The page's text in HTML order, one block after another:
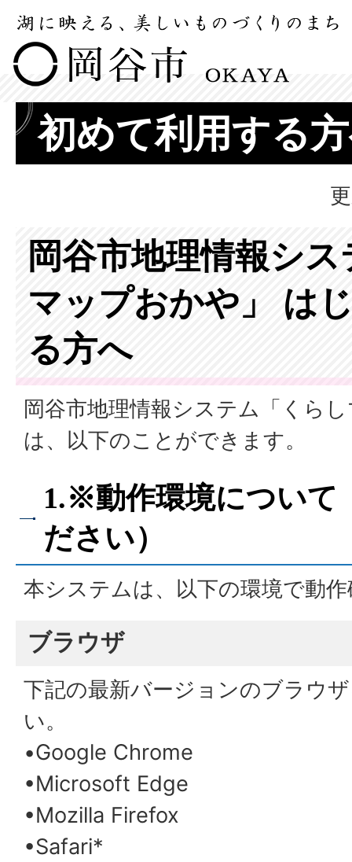
初めて利用する
岡谷市地理情報シ
マップおかや」 は
る方へ
岡谷市地理情報システム「くら
は、以下のことができます。
1.※動作環境について
ださい）
本システムは、以下の環境で動
ブラウザ
下記の最新バージョンのブラウ
い。
•Google Chrome
•Microsoft Edge
•Mozilla Firefox
•Safari*